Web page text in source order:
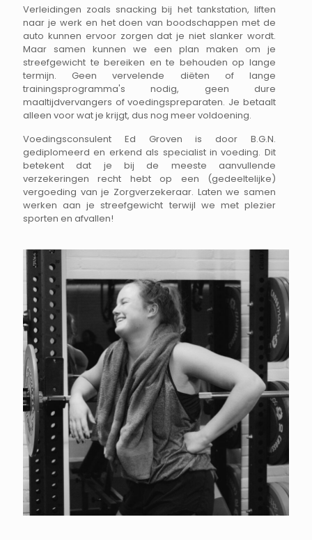
Verleidingen zoals snacking bij het tankstation, liften
naar je werk en het doen van boodschappen met de
auto kunnen ervoor zorgen dat je niet slanker wordt.
Maar samen kunnen we een plan maken om je
streefgewicht te bereiken en te behouden op lange
termijn. Geen vervelende diëten of lange
trainingsprogramma's nodig, geen dure
maaltijdvervangers of voedingspreparaten. Je betaalt
alleen voor wat je krijgt, dus nog meer voldoening.
Voedingsconsulent Ed Groven is door B.G.N.
gediplomeerd en erkend als specialist in voeding. Dit
betekent dat je bij de meeste aanvullende
verzekeringen recht hebt op een (gedeeltelijke)
vergoeding van je Zorgverzekeraar. Laten we samen
werken aan je streefgewicht terwijl we met plezier
sporten en afvallen!